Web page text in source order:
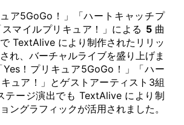
ュア5GoGo！」「ハートキャッチプ
マイルプリキュア！」による 5曲
TextAlive により制作されたリリッ
れ、バーチャルライブを盛り上げま
Yes！プリキュア5GoGo！」「ハー
ュア！」とゲストアーティスト3組
テージ演出でも TextAlive により制
ングラフィックが活用されました。